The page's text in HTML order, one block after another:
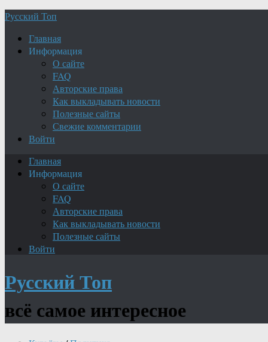
Русский Топ
Главная
Информация
О сайте
FAQ
Авторские права
Как выкладывать новости
Полезные сайты
Свежие комментарии
Войти
Главная
Информация
О сайте
FAQ
Авторские права
Как выкладывать новости
Полезные сайты
Войти
Русский Топ
всё самое интересное